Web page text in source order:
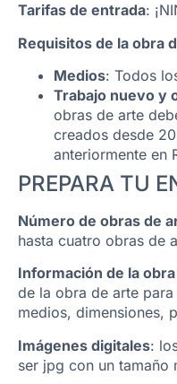
Tarifas de entrada:
Requisitos de la obra
Medios: Todos
Trabajo nuevo y
obras de arte
creados desde
anteriormente en
PREPARA TU
Número de obras de
hasta cuatro obras de
Información de la
de la obra de arte
medios, dimensiones,
Imágenes digitales:
ser jpg con un tamaño